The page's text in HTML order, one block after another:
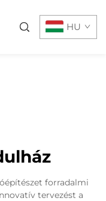
HU
forradalmi
tervezést a